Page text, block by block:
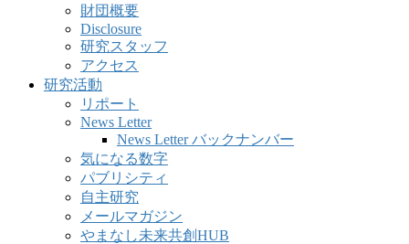
財団概要
Disclosure
研究スタッフ
アクセス
研究活動
リポート
News Letter
News Letter バックナンバー
気になる数字
パブリシティ
自主研究
メールマガジン
やまなし未来共創HUB